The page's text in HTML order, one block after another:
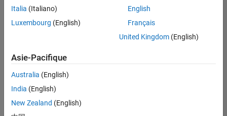
ou
afficher
l’ensemble
d'emploi.
malgré
tout
vous
Italia (Italiano)
Luxembourg (English)
English
Français
United Kingdom(English)
Asie-Pacifique
Australia (English)
India (English)
New Zealand (English)